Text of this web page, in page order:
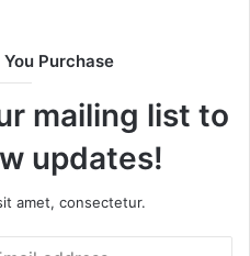
Purchase
mailing list to
updates!
amet, consectetur.